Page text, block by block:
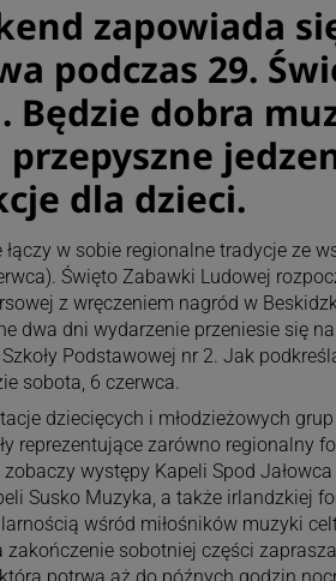
zapowiada
podczas 29.
Będzie dobra
dla dzieci.
w sobie regionalne tradycje ze
Święto Zabawki Ludowej
z wręczeniem nagród w
dwa dni wydarzenie przeniesie się
Podstawowej nr 2. Jak
sobota, 6 czerwca.
dziecięcych i młodzieżowych
reprezentujące zarówno regionalny
występy Kapeli Spod Jałowca
Susko Muzyka, a także irlandzkiej
wśród miłośników muzyki
zakończenie sobotniej części